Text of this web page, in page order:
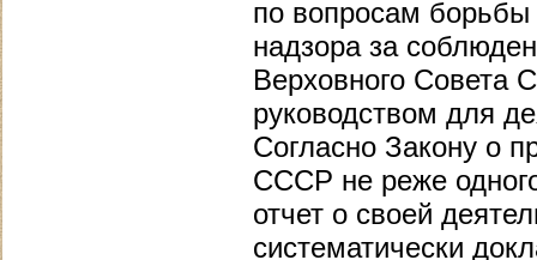
по вопросам борьбы
надзора за
Верховного Совета
руководством для
Согласно Закону о
СССР не реже
отчет о своей
систематически